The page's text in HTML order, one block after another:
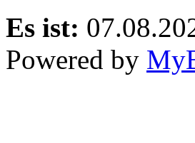
Es ist:
Powered by